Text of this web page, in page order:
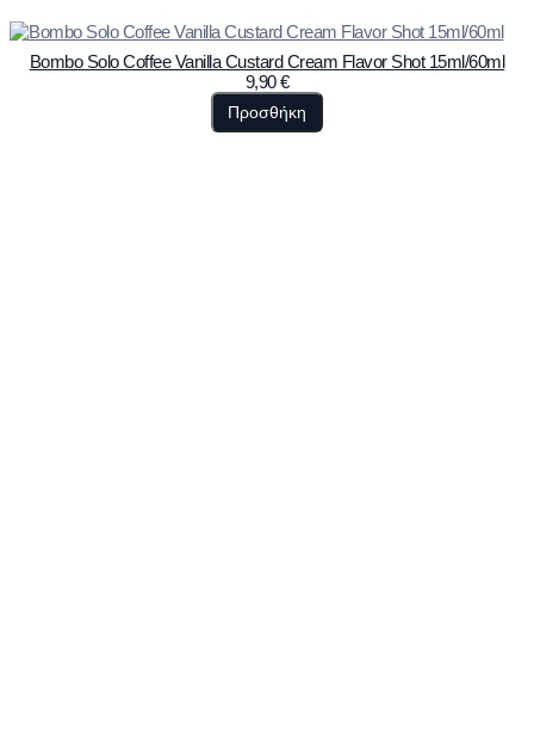
Bombo Solo Coffee Vanilla Custard Cream Flavor Shot 15ml/60ml
9,90€
Προσθήκη